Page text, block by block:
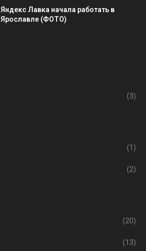
Яндекс Лавка начала работать в
Ярославле (ФОТО)
(3)
(1)
(2)
(20)
(13)